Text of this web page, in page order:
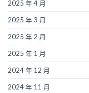
2025 年 4 月
2025 年 3 月
2025 年 2 月
2025 年 1 月
2024 年 12 月
2024 年 11 月